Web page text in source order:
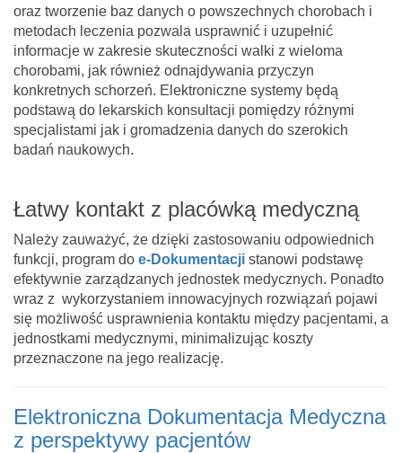
oraz tworzenie baz danych o powszechnych chorobach i
metodach leczenia pozwala usprawnić i uzupełnić
informacje w zakresie skuteczności walki z wieloma
chorobami, jak również odnajdywania przyczyn
konkretnych schorzeń. Elektroniczne systemy będą
podstawą do lekarskich konsultacji pomiędzy różnymi
specjalistami jak i gromadzenia danych do szerokich
badań naukowych.
Łatwy kontakt z placówką medyczną
Należy zauważyć, że dzięki zastosowaniu odpowiednich
funkcji, program do e-Dokumentacji stanowi podstawę
efektywnie zarządzanych jednostek medycznych. Ponadto
wraz z wykorzystaniem innowacyjnych rozwiązań pojawi
się możliwość usprawnienia kontaktu między pacjentami, a
jednostkami medycznymi, minimalizując koszty
przeznaczone na jego realizację.
Elektroniczna Dokumentacja Medyczna
z perspektywy pacjentów